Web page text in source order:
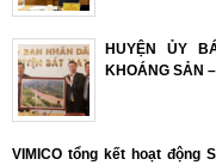
HUYỆN ỦY
KHOÁNG SẢN
VIMICO tổng kết hoạt động